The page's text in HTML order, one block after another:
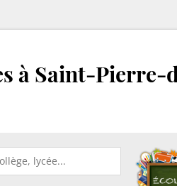
à Saint-Pierre-